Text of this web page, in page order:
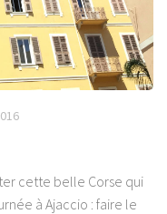
cette belle Corse qui
à Ajaccio : faire le